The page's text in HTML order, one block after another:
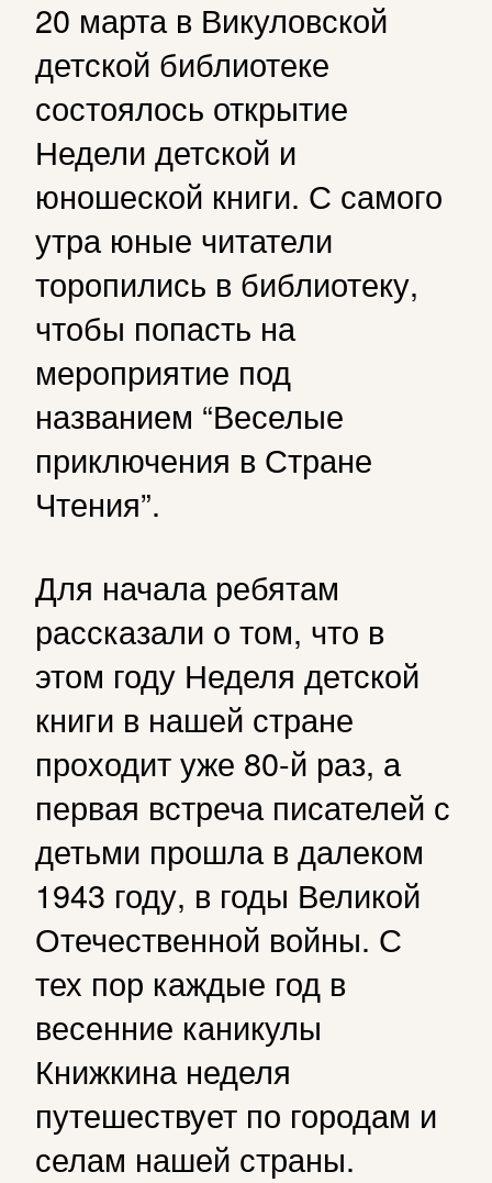
20 марта в Викуловской
детской библиотеке
состоялось открытие
Недели детской и
юношеской книги. С самого
утра юные читатели
торопились в библиотеку,
чтобы попасть на
мероприятие под
названием “Веселые
приключения в Стране
Чтения”.
Для начала ребятам
рассказали о том, что в
этом году Неделя детской
книги в нашей стране
проходит уже 80-й раз, а
первая встреча писателей с
детьми прошла в далеком
1943 году, в годы Великой
Отечественной войны. С
тех пор каждые год в
весенние каникулы
Книжкина неделя
путешествует по городам и
селам нашей страны.